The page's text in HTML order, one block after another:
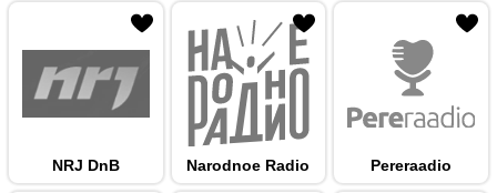
NRJ DnB Narodnoe Radio Pereraadio